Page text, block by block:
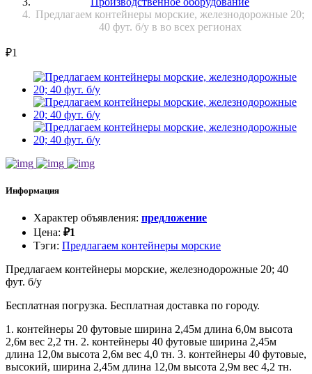
Предлагаем контейнеры морские, железнодорожные 20;
40 фут. б/у в во всех регионах
₽1
Информация
Характер объявления: предложение
Цена: ₽1
Тэги: Предлагаем контейнеры морские
Предлагаем контейнеры морские, железнодорожные 20; 40
фут. б/у
Бесплатная погрузка. Бесплатная доставка по городу.
1. контейнеры 20 футовые ширина 2,45м длина 6,0м высота
2,6м вес 2,2 тн. 2. контейнеры 40 футовые ширина 2,45м
длина 12,0м высота 2,6м вес 4,0 тн. 3. контейнеры 40 футовые,
высокий, ширина 2,45м длина 12,0м высота 2,9м вес 4,2 тн.